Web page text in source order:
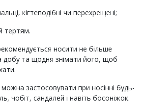
кігтеподібні чи перехрещені;
тертям.
носити не більше
добу та щодня знімати його, щоб
застосовувати при носінні будь-
чобіт, сандалей і навіть босоніжок.